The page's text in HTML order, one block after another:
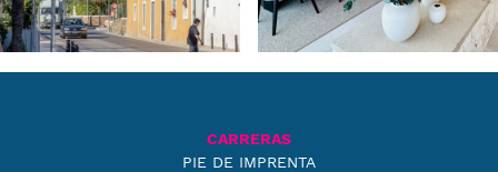
CARRERAS
PIE DE IMPRENTA